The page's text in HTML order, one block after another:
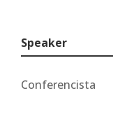
Speaker
Conferencista